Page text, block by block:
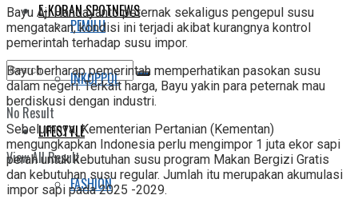
E-KORAN SPOTNEWS
No Result
View All Result
PEMILU
INKOPPOL
LIFESTYLE
FASHION
Bayu Aji Handayanto peternak sekaligus pengepul susu
mengatakan, kondisi ini terjadi akibat kurangnya kontrol
pemerintah terhadap susu impor.
Bayu berharap pemerintah memperhatikan pasokan susu
dalam negeri. Terkait harga, Bayu yakin para peternak mau
berdiskusi dengan industri.
Sebelumnya, Kementerian Pertanian (Kementan)
mengungkapkan Indonesia perlu mengimpor 1 juta ekor sapi
perah untuk kebutuhan susu program Makan Bergizi Gratis
dan kebutuhan susu regular. Jumlah itu merupakan akumulasi
impor sapi pada 2025 -2029.